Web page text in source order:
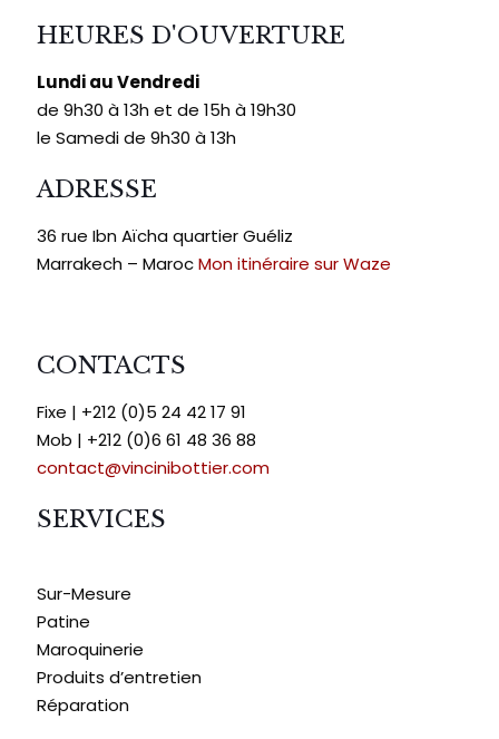
HEURES D'OUVERTURE
Lundi au Vendredi
de 9h30 à 13h et de 15h à 19h30
le Samedi de 9h30 à 13h
ADRESSE
36 rue Ibn Aïcha quartier Guéliz
Marrakech – MarocMon itinéraire sur Waze
CONTACTS
Fixe | +212 (0)5 24 42 17 91
Mob | +212 (0)6 61 48 36 88
contact@vincinibottier.com
SERVICES
Sur-Mesure
Patine
Maroquinerie
Produits d’entretien
Réparation